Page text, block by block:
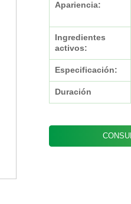
Apariencia:
Ingredientes
activos:
Especificación:
Duración